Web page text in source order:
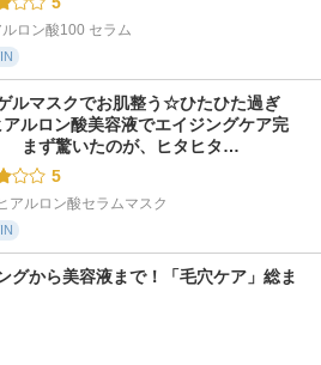
ロン酸100 セラム
ゲルマスクでお肌整う☆ひたひた過ぎ
アルロン酸美容液でエイジングケア完
　まず驚いたのが、ヒタヒタ…
5
アルロン酸セラムマスク
グから美容液まで！「毛穴ケア」総ま